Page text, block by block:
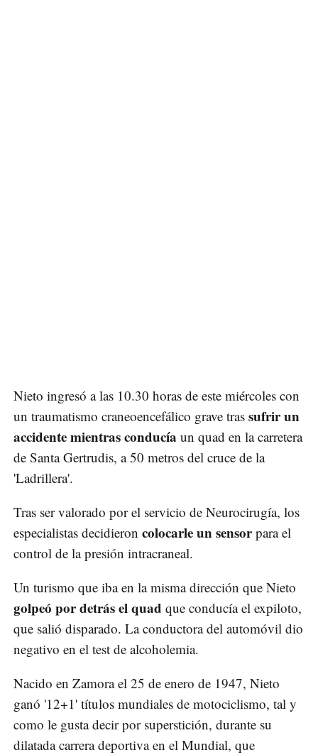
Nieto ingresó a las 10.30 horas de este miércoles con
un traumatismo craneoencefálico grave tras sufrir un
accidente mientras conducía un quad en la carretera
de Santa Gertrudis, a 50 metros del cruce de la
'Ladrillera'.
Tras ser valorado por el servicio de Neurocirugía, los
especialistas decidieron colocarle un sensorpara el
control de la presión intracraneal.
Un turismo que iba en la misma dirección que Nieto
golpeó por detrás el quad que conducía el expiloto,
que salió disparado. La conductora del automóvil dio
negativo en el test de alcoholemia.
Nacido en Zamora el 25 de enero de 1947, Nieto
ganó '12+1' títulos mundiales de motociclismo, tal y
como le gusta decir por superstición, durante su
dilatada carrera deportiva en el Mundial, que